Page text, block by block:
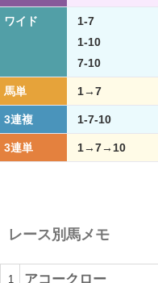
ワイド 1-7
1-10
7-10
馬単 1→7
3連複 1-7-10
3連単 1→7→10
レース別馬メモ
1 アコークロー